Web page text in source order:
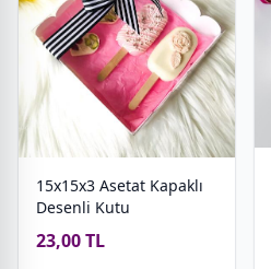
15x15x3 Asetat Kapaklı
Desenli Kutu
23,00 TL